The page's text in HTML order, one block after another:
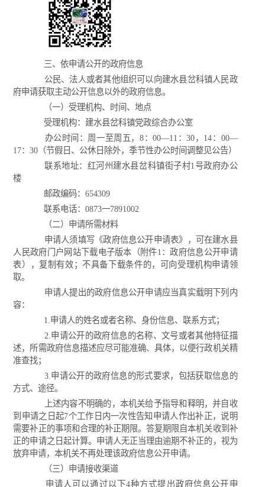
三、依申请公开的政府信息
公民、法人或者其他组织可以向建水县岔科镇人民政
府申请获取主动公开信息以外的政府信息。
（一）受理机构、时间、地点
受理机构：建水县岔科镇党政综合办公室
办公时间：周一至周五，8：00—11：30，14：00—
17：30（节假日、公休日除外，季节性办公时间调整见公告）
联系地址：红河州建水县岔科镇街子村1号政府办公
楼
邮政编码：654309
联系电话：0873一7891002
（二）申请所需材料
申请人须填写《政府信息公开申请表》，可在建水县
人民政府门户网站下载电子版本（附件1：政府信息公开申请
表），复制有效；不具备下载条件的，可向受理机构申请领
取。
申请人提出的政府信息公开申请应当真实载明下列内
容：
1.申请人的姓名或者名称、身份信息、联系方式；
2.申请公开的政府信息的名称、文号或者其他特征描
述，所需政府信息描述应尽可能准确、具体，以便行政机关精
准查找；
3.申请公开的政府信息的形式要求，包括获取信息的
方式、途径。
上述内容不明确的，本机关给予指导和释明，并自收
到申请之日起7个工作日内一次性告知申请人作出补正，说明
需要补正的事项和合理的补正期限。答复期限自本机关收到补
正的申请之日起计算。申请人无正当理由逾期不补正的，视为
放弃申请，本机关不再处理该政府信息公开申请。
（三）申请接收渠道
申请人可以通过以下4种方式提出政府信息公开申